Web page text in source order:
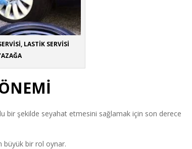
LASTİK SERVİSİ
bir şekilde seyahat etmesini sağlamak için son derece
büyük bir rol oynar.